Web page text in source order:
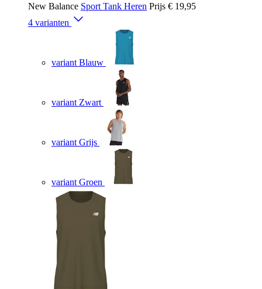
New Balance Sport Tank Heren Prijs € 19,95
4 varianten
variant Blauw
variant Zwart
variant Grijs
variant Groen